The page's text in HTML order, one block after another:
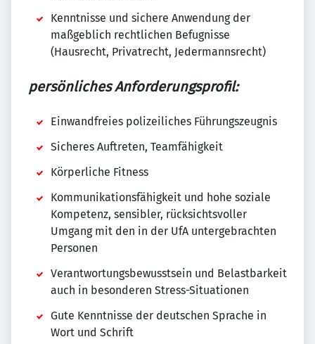
Kenntnisse und sichere Anwendung der
maßgeblich rechtlichen Befugnisse
(Hausrecht, Privatrecht, Jedermannsrecht)
persönliches Anforderungsprofil:
Einwandfreies polizeiliches Führungszeugnis
Sicheres Auftreten, Teamfähigkeit
Körperliche Fitness
Kommunikationsfähigkeit und hohe soziale
Kompetenz, sensibler, rücksichtsvoller
Umgang mit den in der UfA untergebrachten
Personen
Verantwortungsbewusstsein und Belastbarkeit
auch in besonderen Stress-Situationen
Gute Kenntnisse der deutschen Sprache in
Wort und Schrift